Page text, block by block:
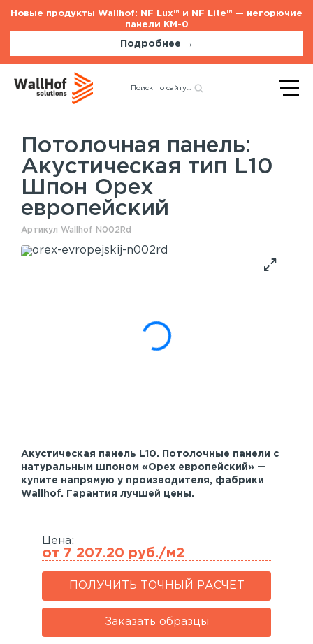
Новые продукты Wallhof: NF Lux™ и NF Lite™ — негорючие
панели КМ-0
Подробнее →
Стеновые панели
Шпонированные панели
Акустические панели
Услуги
Монтаж акустических панелей
Назад
Акустические панели
Потолочная панель:
Акустическая тип L10
Шпон Орех
европейский
Артикул Wallhof N002Rd
Акустическая панель L10. Потолочные панели с
натуральным шпоном «Орех европейский» —
купите напрямую у производителя, фабрики
Wallhof. Гарантия лучшей цены.
Цена:
от 7 207.20 руб./м2
ПОЛУЧИТЬ ТОЧНЫЙ РАСЧЕТ
Заказать образцы